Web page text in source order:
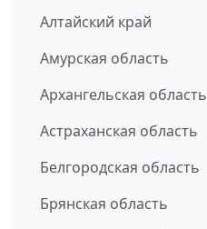
Алтайский край
Амурская область
Архангельская область
Астраханская область
Белгородская область
Брянская область